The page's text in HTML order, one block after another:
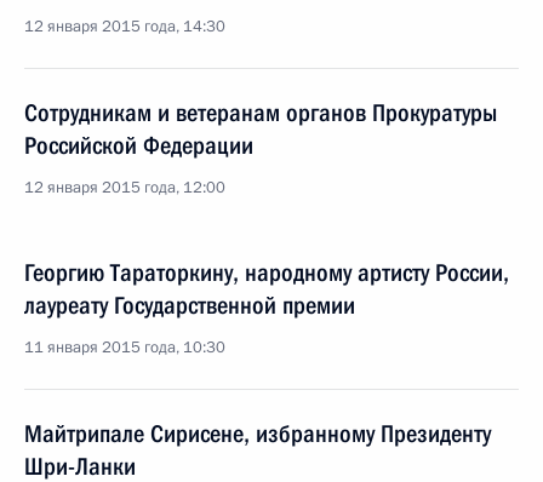
12 января 2015 года, 14:30
Сотрудникам и ветеранам органов Прокуратуры
Российской Федерации
12 января 2015 года, 12:00
Георгию Тараторкину, народному артисту России,
лауреату Государственной премии
11 января 2015 года, 10:30
Майтрипале Сирисене, избранному Президенту
Шри-Ланки